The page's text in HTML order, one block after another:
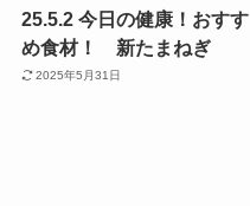
25.5.2 今日の健康！おすす
め食材！ 新たまねぎ
2025年5月31日